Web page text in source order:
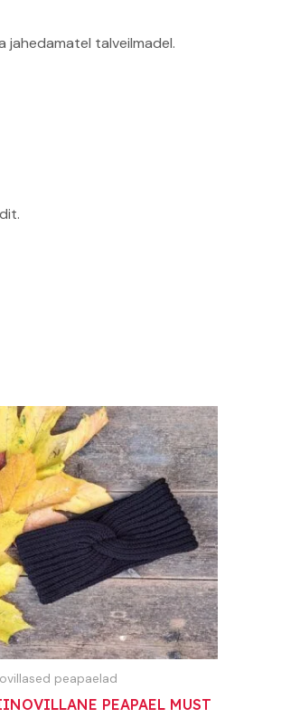
jahedamatel talveilmadel.
peapaelad
PEAPAEL MUST